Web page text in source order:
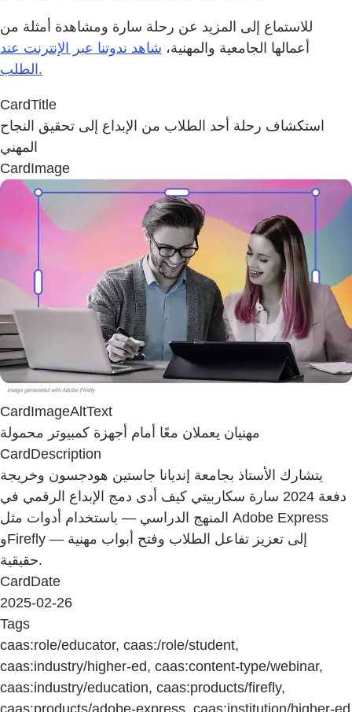
للاستماع إلى المزيد عن رحلة سارة ومشاهدة أمثلة من
أعمالها الجامعية والمهنية، شاهد ندوتنا عبر الإنترنت عند
الطلب.
CardTitle
استكشاف رحلة أحد الطلاب من الإبداع إلى تحقيق النجاح
المهني
CardImage
CardImageAltText
مهنيان يعملان معًا أمام أجهزة كمبيوتر محمولة
CardDescription
يتشارك الأستاذ بجامعة إنديانا جاستين هودجسون وخريجة
دفعة 2024 سارة سكاربيتي كيف أدى دمج الإبداع الرقمي في
المنهج الدراسي — باستخدام أدوات مثل Adobe Express
وFirefly — إلى تعزيز تفاعل الطلاب وفتح أبواب مهنية
حقيقية.
CardDate
2025-02-26
Tags
caas:role/educator, caas:/role/student,
caas:industry/higher-ed, caas:content-type/webinar,
caas:industry/education, caas:products/firefly,
caas:products/adobe-express, caas:institution/higher-ed